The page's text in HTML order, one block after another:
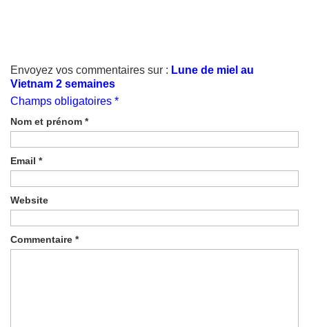
Envoyez vos commentaires sur : Lune de miel au
Vietnam 2 semaines
Champs obligatoires *
Nom et prénom *
Email *
Website
Commentaire *